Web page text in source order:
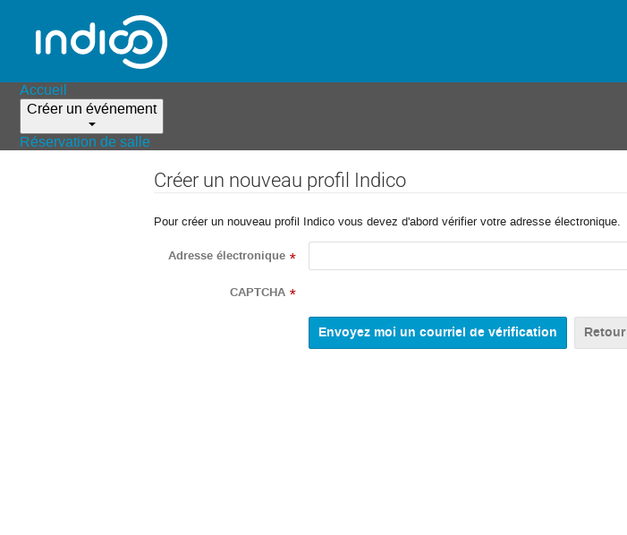
Accueil
Créer un événement
Réservation de salle
Créer un nouveau profil Indico
Pour créer un nouveau profil Indico vous devez d'abord vérifier votre adresse électronique.
Adresse électronique *
CAPTCHA *
Retour